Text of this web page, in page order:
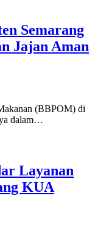
Semarang
Jajan Aman
(BBPOM) di
dalam…
Layanan
KUA